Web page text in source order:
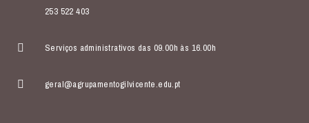
253 522 403
Serviços administrativos das 09.00h às 16.00h
geral@agrupamentogilvicente.edu.pt